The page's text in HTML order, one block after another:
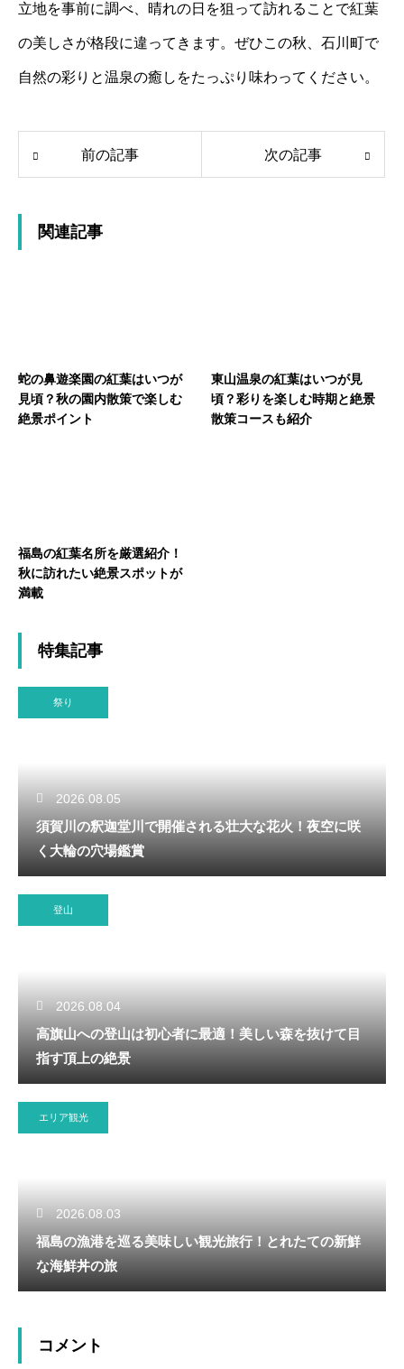
立地を事前に調べ、晴れの日を狙って訪れることで紅葉
の美しさが格段に違ってきます。ぜひこの秋、石川町で
自然の彩りと温泉の癒しをたっぷり味わってください。
前の記事 次の記事
関連記事
蛇の鼻遊楽園の紅葉はいつが
見頃？秋の園内散策で楽しむ
絶景ポイント
東山温泉の紅葉はいつが見
頃？彩りを楽しむ時期と絶景
散策コースも紹介
福島の紅葉名所を厳選紹介！
秋に訪れたい絶景スポットが
満載
特集記事
祭り
2026.08.05
須賀川の釈迦堂川で開催される壮大な花火！夜空に咲
く大輪の穴場鑑賞
登山
2026.08.04
高旗山への登山は初心者に最適！美しい森を抜けて目
指す頂上の絶景
エリア観光
2026.08.03
福島の漁港を巡る美味しい観光旅行！とれたての新鮮
な海鮮丼の旅
コメント